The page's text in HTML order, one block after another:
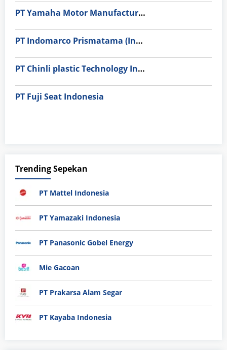
PT Yamaha Motor Manufacturing
PT Indomarco Prismatama (Indomaret Group)
PT Chinli plastic Technology Indonesia
PT Fuji Seat Indonesia
Trending Sepekan
PT Mattel Indonesia
PT Yamazaki Indonesia
PT Panasonic Gobel Energy
Mie Gacoan
PT Prakarsa Alam Segar
PT Kayaba Indonesia